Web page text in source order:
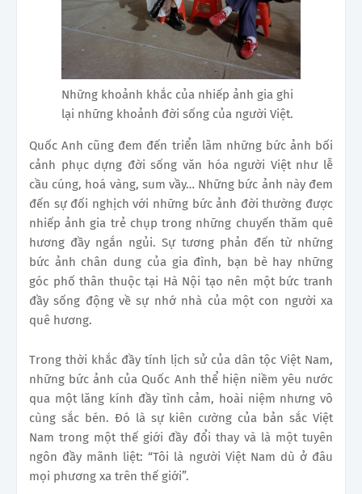
Những khoảnh khắc của nhiếp ảnh gia ghi
lại những khoảnh đời sống của người Việt.
Quốc Anh cũng đem đến triển lãm những bức ảnh bối
cảnh phục dựng đời sống văn hóa người Việt như lễ
cầu cúng, hoá vàng, sum vầy… Những bức ảnh này đem
đến sự đối nghịch với những bức ảnh đời thường được
nhiếp ảnh gia trẻ chụp trong những chuyến thăm quê
hương đầy ngắn ngủi. Sự tương phản đến từ những
bức ảnh chân dung của gia đình, bạn bè hay những
góc phố thân thuộc tại Hà Nội tạo nên một bức tranh
đầy sống động về sự nhớ nhà của một con người xa
quê hương.
Trong thời khắc đầy tính lịch sử của dân tộc Việt Nam,
những bức ảnh của Quốc Anh thể hiện niềm yêu nước
qua một lăng kính đầy tình cảm, hoài niệm nhưng vô
cùng sắc bén. Đó là sự kiên cường của bản sắc Việt
Nam trong một thế giới đầy đổi thay và là một tuyên
ngôn đầy mãnh liệt: “Tôi là người Việt Nam dù ở đâu
mọi phương xa trên thế giới”.